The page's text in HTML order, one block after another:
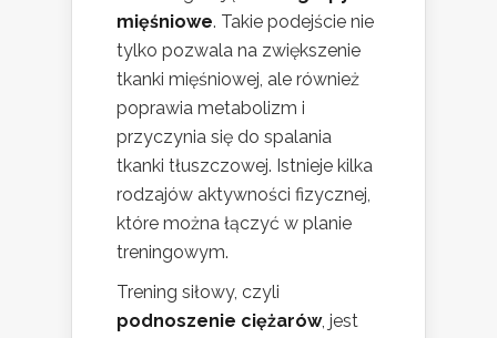
mięśniowe. Takie podejście nie
tylko pozwala na zwiększenie
tkanki mięśniowej, ale również
poprawia metabolizm i
przyczynia się do spalania
tkanki tłuszczowej. Istnieje kilka
rodzajów aktywności fizycznej,
które można łączyć w planie
treningowym.
Trening siłowy, czyli
podnoszenie ciężarów, jest